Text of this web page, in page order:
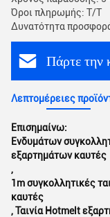
Όροι πληρωμής: T/T
Δυνατότητα
Πάρτε την
Λεπτομέρειες
Επισημαίνω:
Ενδυμάτων
εξαρτημάτων καυτές
,
1m συγκολλητικές
καυτές
,Ταινία Hotmelt